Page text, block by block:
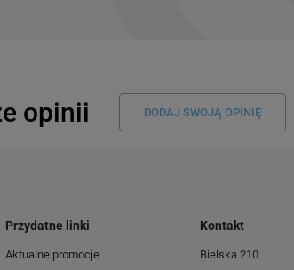
opinii DODAJ SWOJĄ OPINIĘ
Przydatne linki
Aktualne promocje
Kontakt
Bielska 210